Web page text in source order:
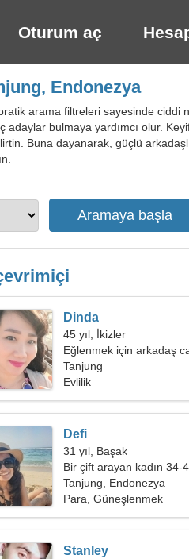
Oturum aç
Endonezya
arama filtreleri sayesinde ciddi
bulmaya yardımcı olur.
Buna dayanarak, güçlü
Dinda
45 yıl, İkizler
Eğlenmek için arkadaş
arıyorum
Tanjung
Evlilik
Defi
31 yıl, Başak
Bir çift arayan kadın 34-
Tanjung, Endonezya
Para, Güneşlenmek
Stanley